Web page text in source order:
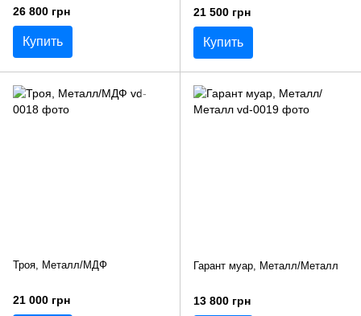
26 800 грн
Купить
21 500 грн
Купить
Троя, Металл/МДФ
21 000 грн
Гарант муар, Металл/Металл
13 800 грн